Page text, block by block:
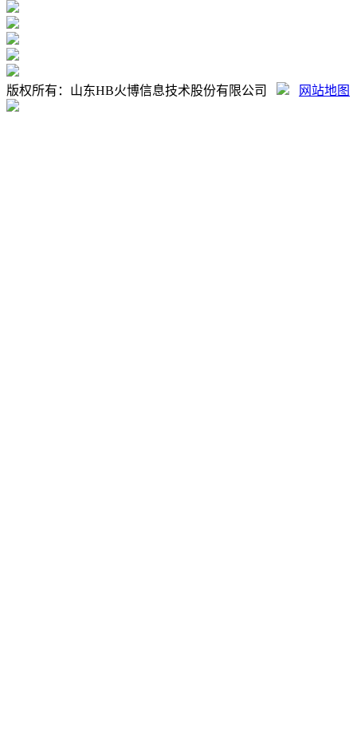
版权所有：山东HB火博信息技术股份有限公司 网站地图